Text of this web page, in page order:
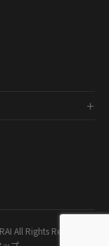
All Rights Reserved.